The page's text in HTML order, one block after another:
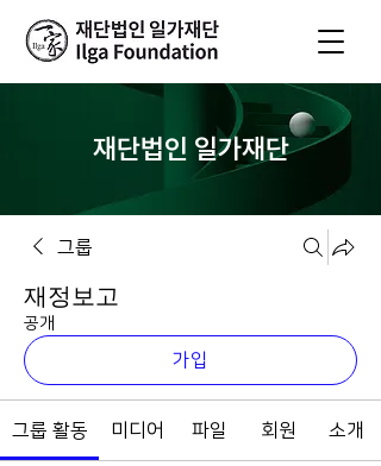
재단법인 일가재단
그룹
재정보고
공개
가입
그룹 활동 미디어 파일 회원 소개